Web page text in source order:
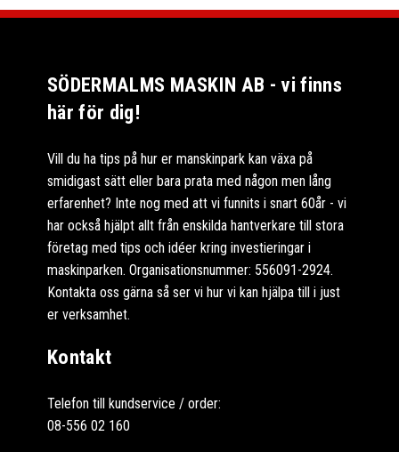
SÖDERMALMS MASKIN AB - vi finns
här för dig!
Vill du ha tips på hur er manskinpark kan växa på
smidigast sätt eller bara prata med någon men lång
erfarenhet? Inte nog med att vi funnits i snart 60år - vi
har också hjälpt allt från enskilda hantverkare till stora
företag med tips och idéer kring investieringar i
maskinparken. Organisationsnummer: 556091-2924.
Kontakta oss gärna så ser vi hur vi kan hjälpa till i just
er verksamhet.
Kontakt
Telefon till kundservice / order:
08-556 02 160